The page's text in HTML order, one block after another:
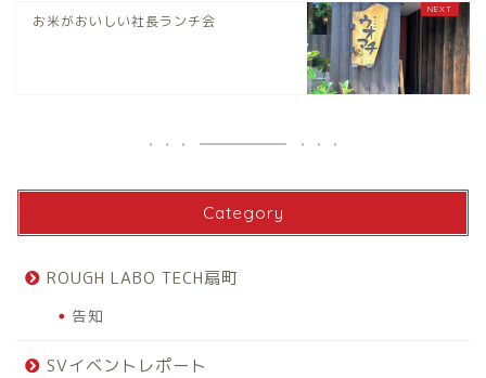
お米がおいしい社長ランチ会
Category
ROUGH LABO TECH扇町
告知
SVイベントレポート